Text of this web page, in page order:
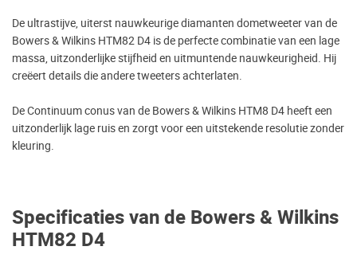
Specificaties van de Bowers & Wilkins
HTM82 D4
De ultrastijve, uiterst nauwkeurige diamanten dometweeter van de
Bowers & Wilkins HTM82 D4 is de perfecte combinatie van een lage
massa, uitzonderlijke stijfheid en uitmuntende nauwkeurigheid. Hij
creëert details die andere tweeters achterlaten.
De Continuum conus van de Bowers & Wilkins HTM8 D4 heeft een
uitzonderlijk lage ruis en zorgt voor een uitstekende resolutie zonder
kleuring.